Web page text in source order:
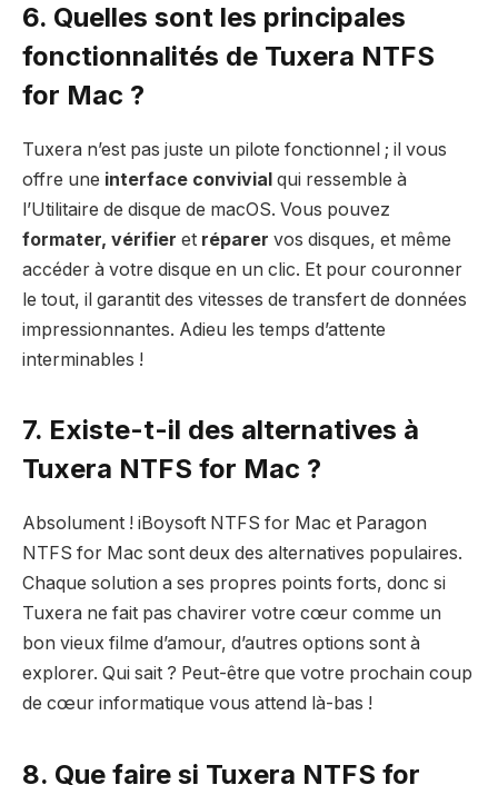
6. Quelles sont les principales
fonctionnalités de Tuxera NTFS
for Mac ?
Tuxera n’est pas juste un pilote fonctionnel ; il vous
offre une interface convivial qui ressemble à
l’Utilitaire de disque de macOS. Vous pouvez
formater, vérifier et réparer vos disques, et même
accéder à votre disque en un clic. Et pour couronner
le tout, il garantit des vitesses de transfert de données
impressionnantes. Adieu les temps d’attente
interminables !
7. Existe-t-il des alternatives à
Tuxera NTFS for Mac ?
Absolument ! iBoysoft NTFS for Mac et Paragon
NTFS for Mac sont deux des alternatives populaires.
Chaque solution a ses propres points forts, donc si
Tuxera ne fait pas chavirer votre cœur comme un
bon vieux filme d’amour, d’autres options sont à
explorer. Qui sait ? Peut-être que votre prochain coup
de cœur informatique vous attend là-bas !
8. Que faire si Tuxera NTFS for